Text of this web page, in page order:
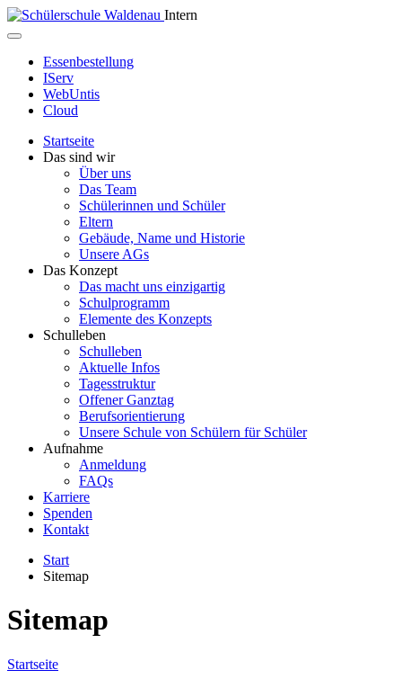
Intern
Essenbestellung
IServ
WebUntis
Cloud
Startseite
Das sind wir
Über uns
Das Team
Schülerinnen und Schüler
Eltern
Gebäude, Name und Historie
Unsere AGs
Das Konzept
Das macht uns einzigartig
Schulprogramm
Elemente des Konzepts
Schulleben
Schulleben
Aktuelle Infos
Tagesstruktur
Offener Ganztag
Berufsorientierung
Unsere Schule von Schülern für Schüler
Aufnahme
Anmeldung
FAQs
Karriere
Spenden
Kontakt
Start
Sitemap
Sitemap
Startseite